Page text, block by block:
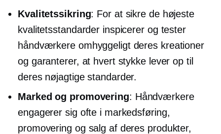
Kvalitetssikring: For at sikre de højeste
kvalitetsstandarder inspicerer og tester
håndværkere omhyggeligt deres kreationer
og garanterer, at hvert stykke lever op til
deres nøjagtige standarder.
Marked og promovering: Håndværkere
engagerer sig ofte i markedsføring,
promovering og salg af deres produkter,